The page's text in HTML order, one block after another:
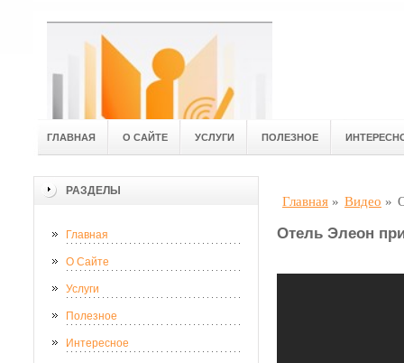
ГЛАВНАЯ О САЙТЕ УСЛУГИ ПОЛЕЗНОЕ
РАЗДЕЛЫ
Главная
О Сайте
Услуги
Полезное
Интересное
Главная » Видео »
Отель Элеон